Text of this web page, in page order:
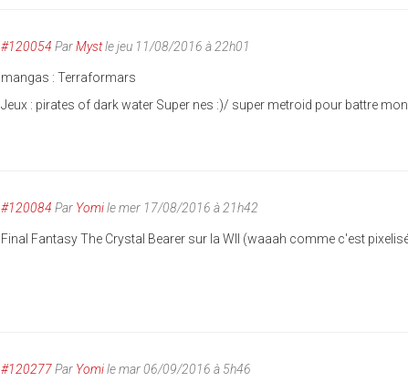
#120054 ParMystle jeu 11/08/2016 à 22h01
mangas : Terraformars
Jeux : pirates of dark water Super nes :)/ super metroid pour battre
#120084 Par Yomile mer 17/08/2016 à 21h42
Final Fantasy The Crystal Bearer sur la WII (waaah comme c'est
#120277Par Yomile mar 06/09/2016 à 5h46